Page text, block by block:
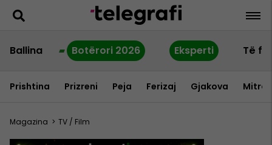
Ballina Botërori 2026 Eksperti Të
Prishtina Prizreni Peja Ferizaj Gjakova
Magazina > TV / Film